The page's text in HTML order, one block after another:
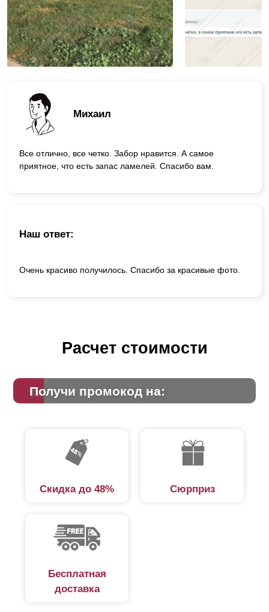
Михаил
Все отлично, все четко. Забор нравится. А самое
приятное, что есть запас ламелей. Спасибо вам.
Наш ответ:
Очень красиво получилось. Спасибо за красивые фото.
Расчет стоимости
Получи промокод на:
Скидка до 48% Сюрприз
Бесплатная
доставка